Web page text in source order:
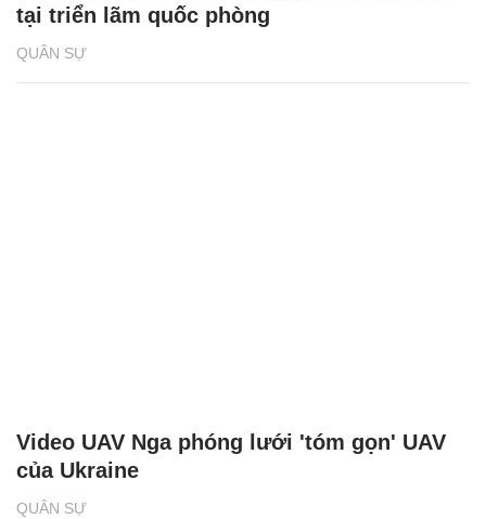
QUÂN SỰ
tại triển lãm quốc phòng
QUÂN SỰ
Video UAV Nga phóng lưới 'tóm gọn' UAV
của Ukraine